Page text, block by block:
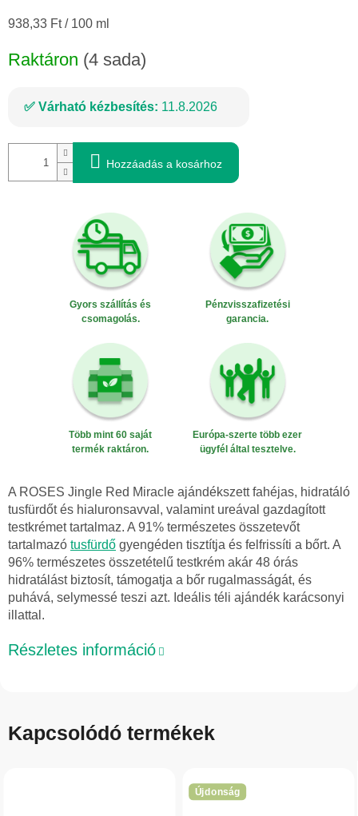
Egységár:
938,33 Ft / 100 ml
Raktáron (4 sada)
Várható kézbesítés: 11.8.2026
Hozzáadás a kosárhoz
Gyors szállítás és
csomagolás.
Pénzvisszafizetési
garancia.
Több mint 60 saját
termék raktáron.
Európa-szerte több ezer
ügyfél által tesztelve.
A ROSES Jingle Red Miracle ajándékszett fahéjas, hidratáló
tusfürdőt és hialuronsavval, valamint ureával gazdagított
testkrémet tartalmaz. A 91% természetes összetevőt
tartalmazó tusfürdő gyengéden tisztítja és felfrissíti a bőrt. A
96% természetes összetételű testkrém akár 48 órás
hidratálást biztosít, támogatja a bőr rugalmasságát, és
puhává, selymessé teszi azt. Ideális téli ajándék karácsonyi
illattal.
Részletes információ
Kapcsolódó termékek
Újdonság